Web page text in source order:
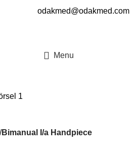
odakmed@odakmed.com
Menu
Bimanual I/a Handpiece